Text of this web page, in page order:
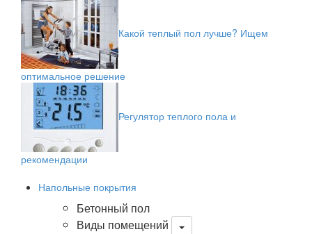
Какой теплый пол лучше? Ищем
оптимальное решение
Регулятор теплого пола и
рекомендации
Напольные покрытия
Бетонный пол
Виды помещений